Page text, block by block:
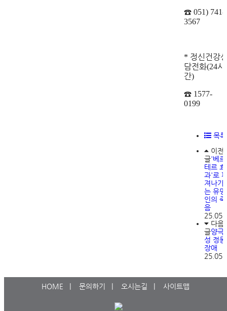
☎ 051) 741-
3567
* 정신건강
담전화(24시
간)
☎ 1577-
0199
목록
이전
글'베르
테르 효
과'로
져나가
는 유명
인의 죽
음
다음
글양극
성 정동
장애
HOME 문의하기 오시는길 사이트맵